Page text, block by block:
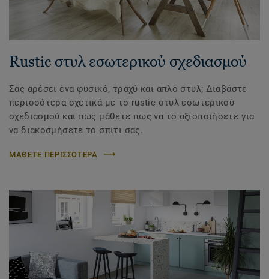
Rustic στυλ εσωτερικού σχεδιασμού
Σας αρέσει ένα φυσικό, τραχύ και απλό στυλ; Διαβάστε
περισσότερα σχετικά με το rustic στυλ εσωτερικού
σχεδιασμού και πώς μάθετε πως να το αξιοποιήσετε για
να διακοσμήσετε το σπίτι σας.
ΜΑΘΕΤΕ ΠΕΡΙΣΣΟΤΕΡΑ